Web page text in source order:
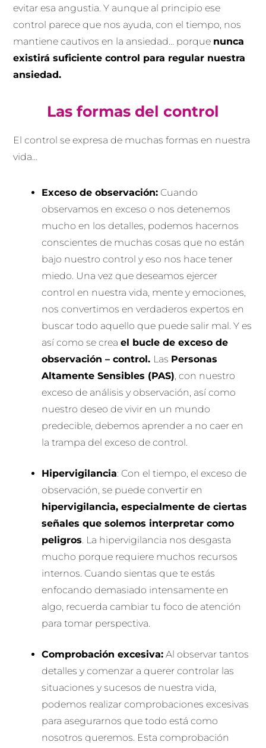
evitar esa angustia. Y aunque al principio ese
control parece que nos ayuda, con el tiempo, nos
mantiene cautivos en la ansiedad… porque nunca
existirá suficiente control para regular nuestra
ansiedad.
Las formas del control
El control se expresa de muchas formas en nuestra
vida…
Exceso de observación: Cuando
observamos en exceso o nos detenemos
mucho en los detalles, podemos hacernos
conscientes de muchas cosas que no están
bajo nuestro control y eso nos hace tener
miedo. Una vez que deseamos ejercer
control en nuestra vida, mente y emociones,
nos convertimos en verdaderos expertos en
buscar todo aquello que puede salir mal. Y es
así como se creael bucle de exceso de
observación – control. Las Personas
Altamente Sensibles (PAS), con nuestro
exceso de análisis y observación, así como
nuestro deseo de vivir en un mundo
predecible, debemos aprender a no caer en
la trampa del exceso de control.
Hipervigilancia: Con el tiempo, el exceso de
observación, se puede convertir en
hipervigilancia, especialmente de ciertas
señales que solemos interpretar como
peligros. La hipervigilancia nos desgasta
mucho porque requiere muchos recursos
internos. Cuando sientas que te estás
enfocando demasiado intensamente en
algo, recuerda cambiar tu foco de atención
para tomar perspectiva.
Comprobación excesiva: Al observar tantos
detalles y comenzar a querer controlar las
situaciones y sucesos de nuestra vida,
podemos realizar comprobaciones excesivas
para asegurarnos que todo está como
nosotros queremos. Esta comprobación